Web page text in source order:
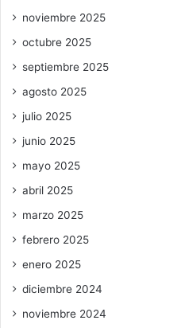
noviembre 2025
octubre 2025
septiembre 2025
agosto 2025
julio 2025
junio 2025
mayo 2025
abril 2025
marzo 2025
febrero 2025
enero 2025
diciembre 2024
noviembre 2024